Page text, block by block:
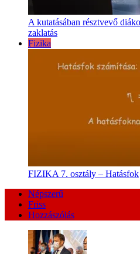
A kutatásában résztvevő
zaklatás
Fizika
FIZIKA 7. osztály – Hatásfok
Népszerű
Friss
Hozzászólás